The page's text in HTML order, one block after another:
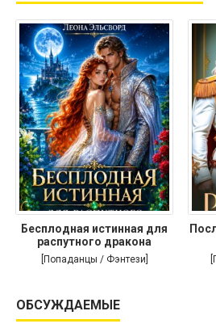
Бесплодная истинная для
распутного дракона
[Попаданцы / Фэнтези]
ОБСУЖДАЕМЫЕ